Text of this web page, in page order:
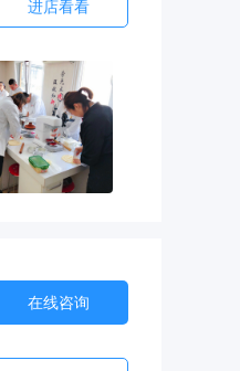
进店看看
在线咨询